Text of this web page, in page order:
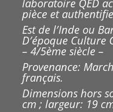
laboratoire QED
pièce et
Est de l′Inde ou
D′époque Culture
– 4/5ème siècle –
Provenance:
français.
Dimensions hors
cm ;